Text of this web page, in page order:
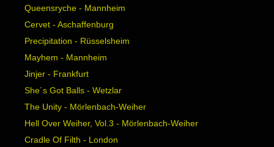
Queensryche - Mannheim
Cervet - Aschaffenburg
Precipitation - Rüsselsheim
Mayhem - Mannheim
Jinjer - Frankfurt
She´s Got Balls - Wetzlar
The Unity - Mörlenbach-Weiher
Hell Over Weiher, Vol.3 - Mörlenbach-Weiher
Cradle Of Filth - London